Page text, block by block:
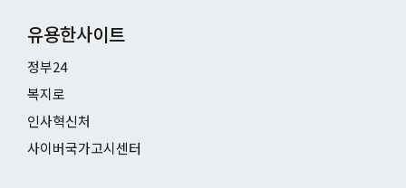
유용한사이트
정부24
복지로
인사혁신처
사이버국가고시센터